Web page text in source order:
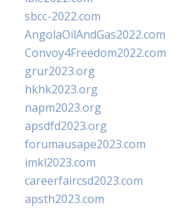
sbcc-2022.com
AngolaOilAndGas2022.com
Convoy4Freedom2022.com
grur2023.org
hkhk2023.org
napm2023.org
apsdfd2023.org
forumausape2023.com
imkl2023.com
careerfaircsd2023.com
apsth2023.com